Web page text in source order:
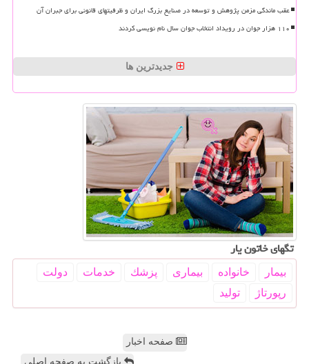
عقب ماندگی مزمن پژوهش و توسعه در صنایع بزرگ ایران و ظرفیتهای قانونی برای جبران آن
۱۱۰ هزار جوان در رویداد انتخاب جوان سال نام نویسی کردند
جدیدترین ها
تگهای خاتون یار
بیمار خانواده بیماری پزشك خدمات
دولت
رپورتاژ
تولید
صفحه اخبار
بازگشت به صفحه اصلی